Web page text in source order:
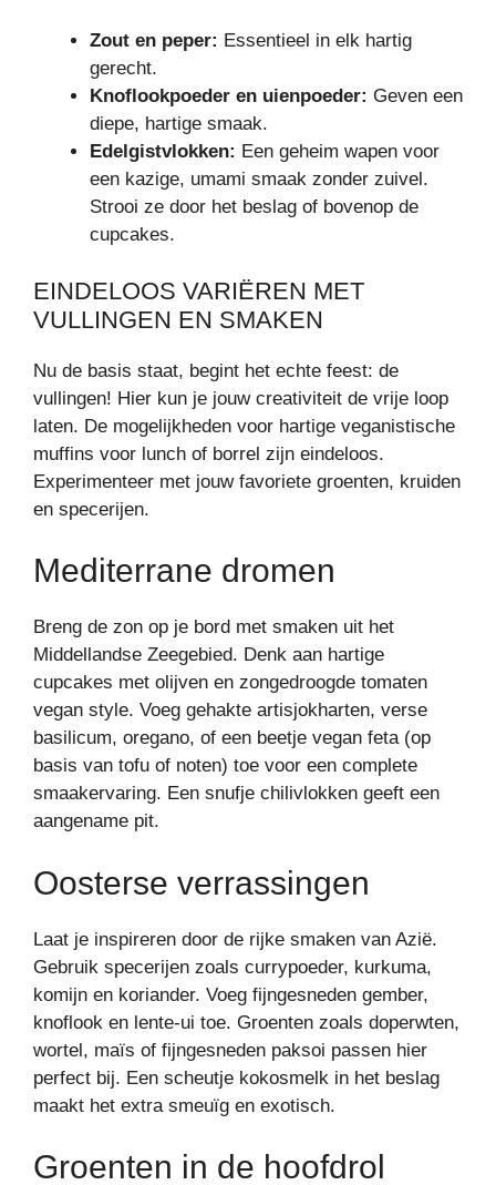
Zout en peper: Essentieel in elk hartig
gerecht.
Knoflookpoeder en uienpoeder: Geven een
diepe, hartige smaak.
Edelgistvlokken: Een geheim wapen voor
een kazige, umami smaak zonder zuivel.
Strooi ze door het beslag of bovenop de
cupcakes.
EINDELOOS VARIËREN MET
VULLINGEN EN SMAKEN
Nu de basis staat, begint het echte feest: de
vullingen! Hier kun je jouw creativiteit de vrije loop
laten. De mogelijkheden voor hartige veganistische
muffins voor lunch of borrel zijn eindeloos.
Experimenteer met jouw favoriete groenten, kruiden
en specerijen.
Mediterrane dromen
Breng de zon op je bord met smaken uit het
Middellandse Zeegebied. Denk aan hartige
cupcakes met olijven en zongedroogde tomaten
vegan style. Voeg gehakte artisjokharten, verse
basilicum, oregano, of een beetje vegan feta (op
basis van tofu of noten) toe voor een complete
smaakervaring. Een snufje chilivlokken geeft een
aangename pit.
Oosterse verrassingen
Laat je inspireren door de rijke smaken van Azië.
Gebruik specerijen zoals currypoeder, kurkuma,
komijn en koriander. Voeg fijngesneden gember,
knoflook en lente-ui toe. Groenten zoals doperwten,
wortel, maïs of fijngesneden paksoi passen hier
perfect bij. Een scheutje kokosmelk in het beslag
maakt het extra smeuïg en exotisch.
Groenten in de hoofdrol